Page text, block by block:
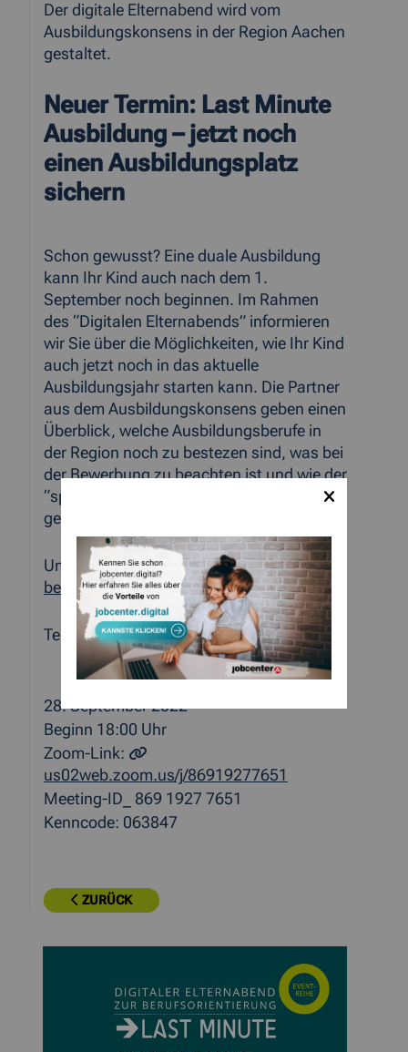
Der digitale Elternabend wird vom
Ausbildungskonsens in der Region Aachen
gestaltet.
Neuer Termin: Last Minute
Ausbildung – jetzt noch
einen Ausbildungsplatz
sichern
Schon gewusst? Eine duale Ausbildung
kann Ihr Kind auch nach dem 1.
September noch beginnen. Im Rahmen
des “Digitalen Elternabends” informieren
wir Sie über die Möglichkeiten, wie Ihr Kind
auch jetzt noch in das aktuelle
Ausbildungsjahr starten kann. Die Partner
aus dem Ausbildungskonsens geben einen
Überblick, welche Ausbildungsberufe in
der Region noch zu bestezen sind, was bei
der Bewerbung zu beachten ist und wie der
“spätere” Einstieg in eine Ausbildung
gelingen kann.
Um eine formlose Anmeldung unter
berufsstart
aachen.ihk.dewird gebeten.
Termin und Einwahldaten
28. September 2022
Beginn 18:00 Uhr
Zoom-Link:
us02web.zoom.us/j/86919277651
Meeting-ID_ 869 1927 7651
Kenncode: 063847
ZURÜCK